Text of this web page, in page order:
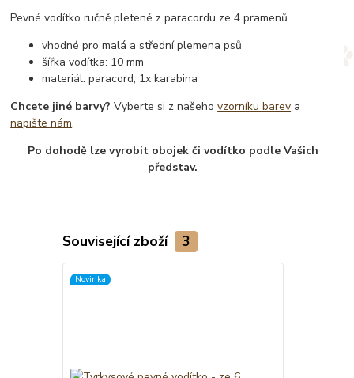
Pevné vodítko ručně pletené z paracordu ze 4 pramenů
vhodné pro malá a střední plemena psů
šířka vodítka: 10 mm
materiál: paracord, 1x karabina
Chcete jiné barvy? Vyberte si z našehovzorníku barev a
napište nám.
Po dohodě lze vyrobit obojek či vodítko podle Vašich
představ.
Související zboží 3
Novinka